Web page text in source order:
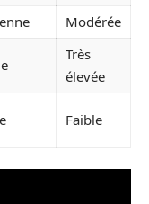
Modérée
Très
élevée
Faible